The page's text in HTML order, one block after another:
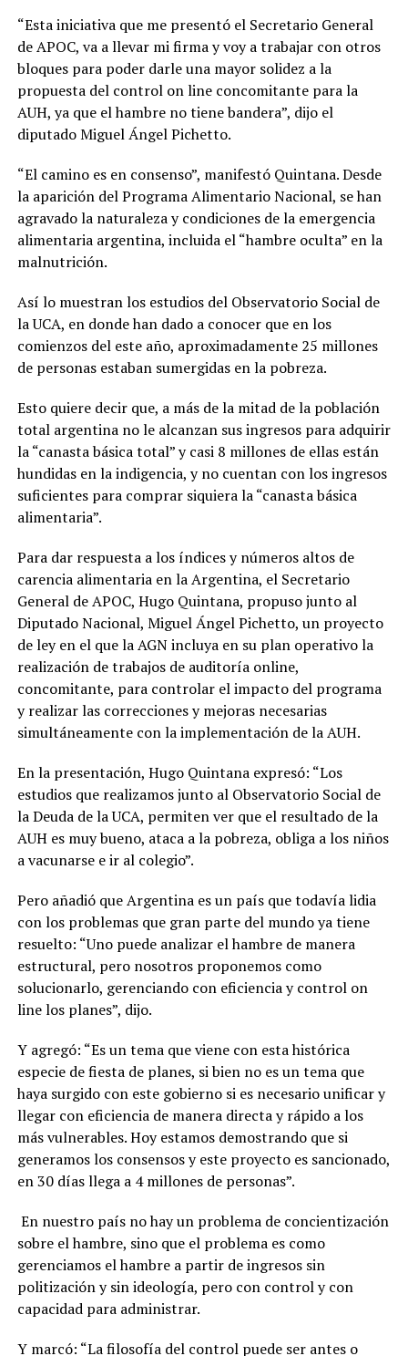
“Esta iniciativa que me presentó el Secretario General
de APOC, va a llevar mi firma y voy a trabajar con otros
bloques para poder darle una mayor solidez a la
propuesta del control on line concomitante para la
AUH, ya que el hambre no tiene bandera”, dijo el
diputado Miguel Ángel Pichetto.
“El camino es en consenso”, manifestó Quintana. Desde
la aparición del Programa Alimentario Nacional, se han
agravado la naturaleza y condiciones de la emergencia
alimentaria argentina, incluida el “hambre oculta” en la
malnutrición.
Así lo muestran los estudios del Observatorio Social de
la UCA, en donde han dado a conocer que en los
comienzos del este año, aproximadamente 25 millones
de personas estaban sumergidas en la pobreza.
Esto quiere decir que, a más de la mitad de la población
total argentina no le alcanzan sus ingresos para adquirir
la “canasta básica total” y casi 8 millones de ellas están
hundidas en la indigencia, y no cuentan con los ingresos
suficientes para comprar siquiera la “canasta básica
alimentaria”.
Para dar respuesta a los índices y números altos de
carencia alimentaria en la Argentina, el Secretario
General de APOC, Hugo Quintana, propuso junto al
Diputado Nacional, Miguel Ángel Pichetto, un proyecto
de ley en el que la AGN incluya en su plan operativo la
realización de trabajos de auditoría online,
concomitante, para controlar el impacto del programa
y realizar las correcciones y mejoras necesarias
simultáneamente con la implementación de la AUH.
En la presentación, Hugo Quintana expresó: “Los
estudios que realizamos junto al Observatorio Social de
la Deuda de la UCA, permiten ver que el resultado de la
AUH es muy bueno, ataca a la pobreza, obliga a los niños
a vacunarse e ir al colegio”.
Pero añadió que Argentina es un país que todavía lidia
con los problemas que gran parte del mundo ya tiene
resuelto: “Uno puede analizar el hambre de manera
estructural, pero nosotros proponemos como
solucionarlo, gerenciando con eficiencia y control on
line los planes”, dijo.
Y agregó: “Es un tema que viene con esta histórica
especie de fiesta de planes, si bien no es un tema que
haya surgido con este gobierno si es necesario unificar y
llegar con eficiencia de manera directa y rápido a los
más vulnerables. Hoy estamos demostrando que si
generamos los consensos y este proyecto es sancionado,
en 30 días llega a 4 millones de personas”.
En nuestro país no hay un problema de concientización
sobre el hambre, sino que el problema es como
gerenciamos el hambre a partir de ingresos sin
politización y sin ideología, pero con control y con
capacidad para administrar.
Y marcó: “La filosofía del control puede ser antes o